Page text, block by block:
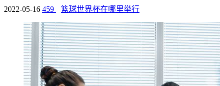
2022-05-16 459 篮球世界杯在哪里举行